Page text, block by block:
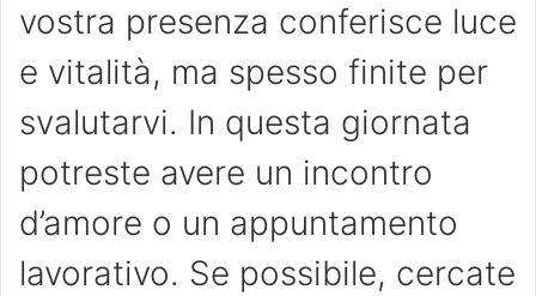
vostra presenza conferisce luce
e vitalità, ma spesso finite per
svalutarvi. In questa giornata
potreste avere un incontro
d’amore o un appuntamento
lavorativo. Se possibile, cercate